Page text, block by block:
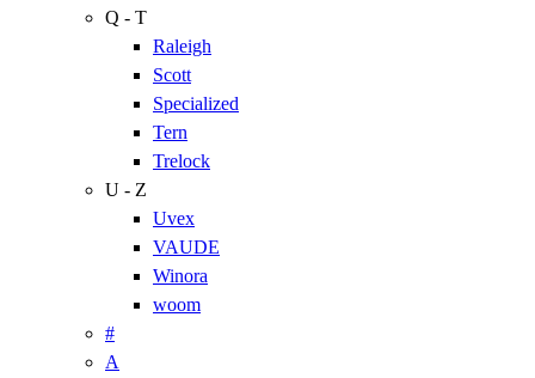
Q - T
Raleigh
Scott
Specialized
Tern
Trelock
U - Z
Uvex
VAUDE
Winora
woom
#
A